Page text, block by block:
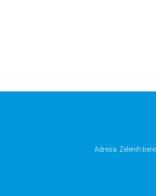
Adresa: Zelenih